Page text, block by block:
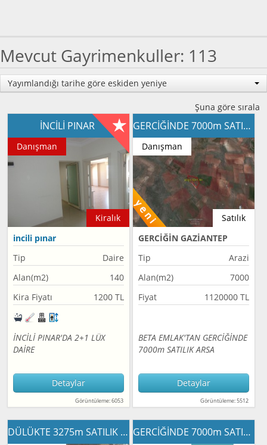
Mevcut Gayrimenkuller: 113
Yayımlandığı tarihe göre eskiden yeniye
Şuna göre sırala
İNCİLİ PINAR
Kiralık
Danışman
incili pınar
Tip
Daire
Alan(m2)
140
Kira Fiyatı
1200 TL
İNCİLİ PINAR'DA 2+1 LÜX
DAİRE
Detaylar
Görüntüleme: 6053
GERCİĞİNDE 7000m SATILIK ARSA
Satılık
Danışman
GERCİĞİN GAZİANTEP
Tip
Arazi
Alan(m2)
7000
Fiyat
1120000 TL
BETA EMLAK'TAN GERCİĞİNDE
7000m SATILIK ARSA
Detaylar
Görüntüleme: 5512
DÜLÜKTE 3275m SATILIK ARSA GERCİĞİNDE 7000m SATILKIK ARSA